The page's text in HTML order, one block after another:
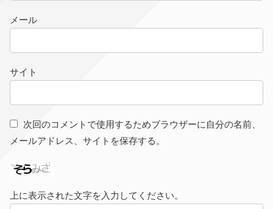
メール
サイト
次回のコメントで使用するためブラウザーに自分の名前、
メールアドレス、サイトを保存する。
上に表示された文字を入力してください。